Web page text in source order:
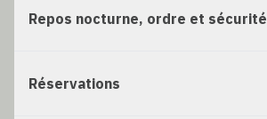
Repos nocturne, ordre et sécurité
Réservations